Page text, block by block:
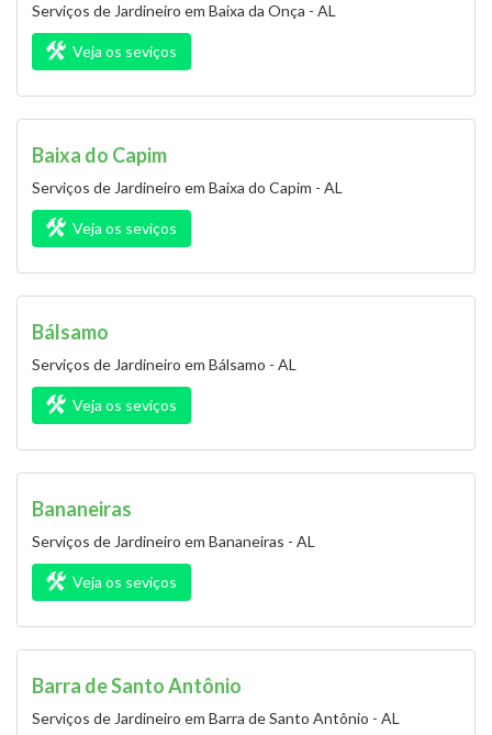
Serviços de Jardineiro em Baixa da Onça - AL
Veja os seviços
Baixa do Capim
Serviços de Jardineiro em Baixa do Capim - AL
Veja os seviços
Bálsamo
Serviços de Jardineiro em Bálsamo - AL
Veja os seviços
Bananeiras
Serviços de Jardineiro em Bananeiras - AL
Veja os seviços
Barra de Santo Antônio
Serviços de Jardineiro em Barra de Santo Antônio - AL